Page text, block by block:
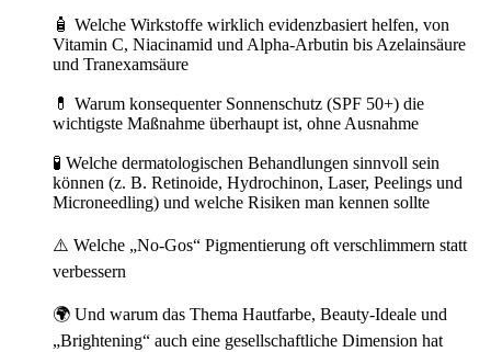
🧴 Welche Wirkstoffe wirklich evidenzbasiert helfen, von
Vitamin C, Niacinamid und Alpha-Arbutin bis Azelainsäure
und Tranexamsäure
💊 Warum konsequenter Sonnenschutz (SPF 50+) die
wichtigste Maßnahme überhaupt ist, ohne Ausnahme
🧪 Welche dermatologischen Behandlungen sinnvoll sein
können (z. B. Retinoide, Hydrochinon, Laser, Peelings und
Microneedling) und welche Risiken man kennen sollte
⚠️ Welche „No-Gos“ Pigmentierung oft verschlimmern statt
verbessern
🌍 Und warum das Thema Hautfarbe, Beauty-Ideale und
„Brightening“ auch eine gesellschaftliche Dimension hat